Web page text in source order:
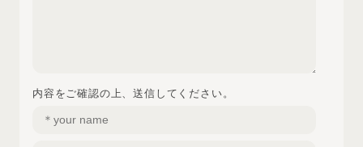
内容をご確認の上、送信してください。